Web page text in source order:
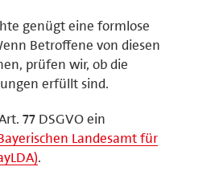
genügt eine formlose
Betroffene von diesen
prüfen wir, ob die
erfüllt sind.
77 DSGVO ein
Landesamt für
.